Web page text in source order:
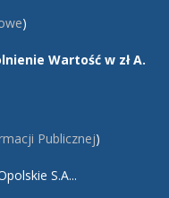
)
Wartość w zł A.
Publicznej)
S.A...